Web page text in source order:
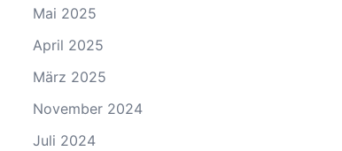
Mai 2025
April 2025
März 2025
November 2024
Juli 2024